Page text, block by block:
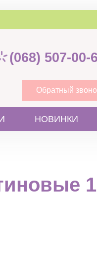
(068) 507-00-
Обратный
НОВИНКИ